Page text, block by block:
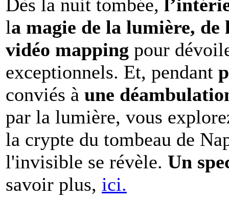
Dès la nuit tombée,
la magie de la lumière,
vidéo mapping pour
exceptionnels. Et, pendant
conviés à une
par la lumière, vous
la crypte du tombeau de
l'invisible se révèle. Un
savoir plus, ici.